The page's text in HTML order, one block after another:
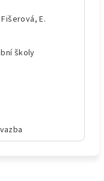
E.
školy